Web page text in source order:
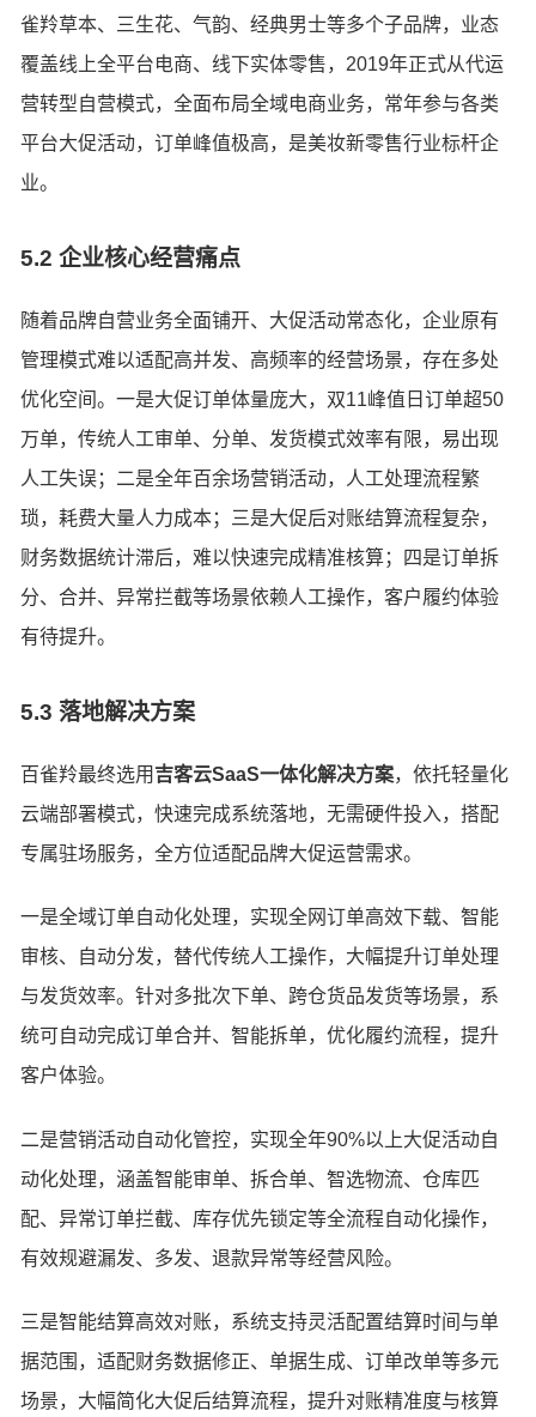
雀羚草本、三生花、气韵、经典男士等多个子品牌，业态
覆盖线上全平台电商、线下实体零售，2019年正式从代运
营转型自营模式，全面布局全域电商业务，常年参与各类
平台大促活动，订单峰值极高，是美妆新零售行业标杆企
业。
5.2 企业核心经营痛点
随着品牌自营业务全面铺开、大促活动常态化，企业原有
管理模式难以适配高并发、高频率的经营场景，存在多处
优化空间。一是大促订单体量庞大，双11峰值日订单超50
万单，传统人工审单、分单、发货模式效率有限，易出现
人工失误；二是全年百余场营销活动，人工处理流程繁
琐，耗费大量人力成本；三是大促后对账结算流程复杂，
财务数据统计滞后，难以快速完成精准核算；四是订单拆
分、合并、异常拦截等场景依赖人工操作，客户履约体验
有待提升。
5.3 落地解决方案
百雀羚最终选用 吉客云SaaS一体化解决方案，依托轻量化
云端部署模式，快速完成系统落地，无需硬件投入，搭配
专属驻场服务，全方位适配品牌大促运营需求。
一是全域订单自动化处理，实现全网订单高效下载、智能
审核、自动分发，替代传统人工操作，大幅提升订单处理
与发货效率。针对多批次下单、跨仓货品发货等场景，系
统可自动完成订单合并、智能拆单，优化履约流程，提升
客户体验。
二是营销活动自动化管控，实现全年90%以上大促活动自
动化处理，涵盖智能审单、拆合单、智选物流、仓库匹
配、异常订单拦截、库存优先锁定等全流程自动化操作，
有效规避漏发、多发、退款异常等经营风险。
三是智能结算高效对账，系统支持灵活配置结算时间与单
据范围，适配财务数据修正、单据生成、订单改单等多元
场景，大幅简化大促后结算流程，提升对账精准度与核算